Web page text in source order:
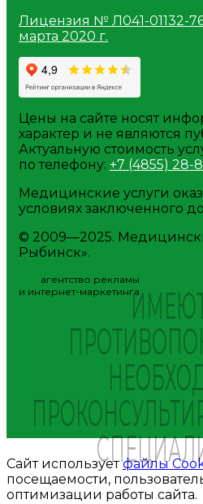
Лицензия № Л041-01132-
марта 2020 г.
Цены на сайте носят
характер и не являются
Актуальную стоимость
по телефону: +7 (4855) 28-
Медицинские услуги
условиях заключенного
© 2009—2025.
Рыбинск».
агентство рекламы
и интернет-маркетинга
Сайт используетфайлы
посещаемости,
оптимизации работы сайта.